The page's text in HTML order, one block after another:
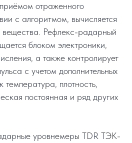
отраженного
с алгоритмом, вычисляется
вещества. Рефлекс-радарный
блоком электроники,
а также контролирует
с учетом дополнительных
температура, плотность,
постоянная и ряд других
уровнемеры TDR ТЭК-